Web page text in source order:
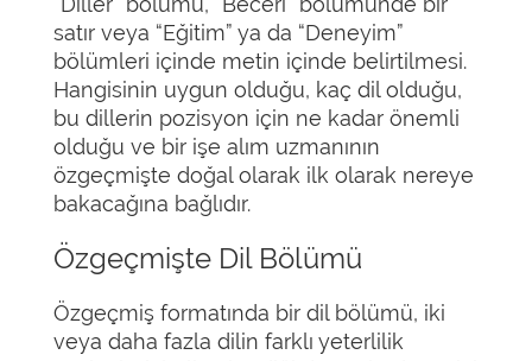
satır veya “Eğitim” ya da “Deneyim”
bölümleri içinde metin içinde belirtilmesi.
Hangisinin uygun olduğu, kaç dil olduğu,
bu dillerin pozisyon için ne kadar önemli
olduğu ve bir işe alım uzmanının
özgeçmişte doğal olarak ilk olarak nereye
bakacağına bağlıdır.
Özgeçmişte Dil Bölümü
Özgeçmiş formatında bir dil bölümü, iki
veya daha fazla dilin farklı yeterlilik